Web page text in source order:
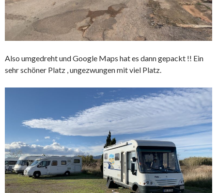
Also umgedreht und Google Maps hat es dann gepackt !! Ein
sehr schöner Platz , ungezwungen mit viel Platz.